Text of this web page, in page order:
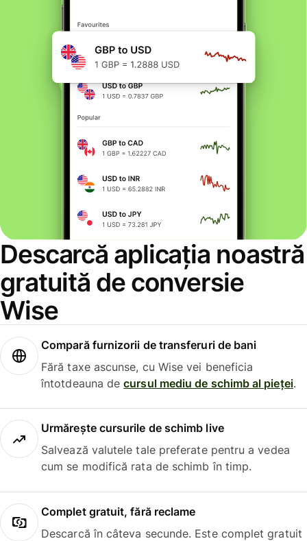
Descarcă aplicația noastră
gratuită de conversie
Wise
Compară furnizorii de transferuri de bani
Fără taxe ascunse, cu Wise vei beneficia
întotdeauna decursul mediu de schimb al pieței.
Urmărește cursurile de schimb live
Salvează valutele tale preferate pentru a vedea
cum se modifică rata de schimb în timp.
Complet gratuit, fără reclame
Descarcă în câteva secunde. Este complet gratuit